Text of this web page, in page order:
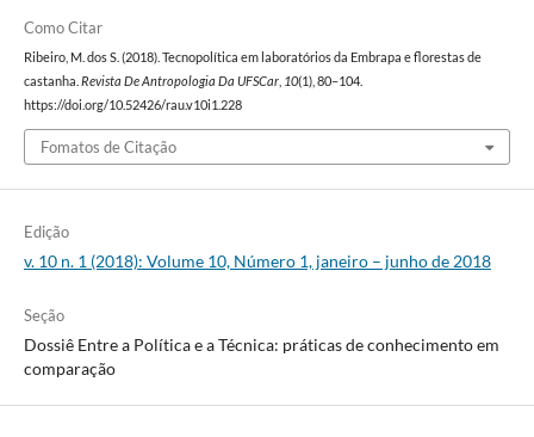
Como Citar
Ribeiro, M. dos S. (2018). Tecnopolítica em laboratórios da Embrapa e florestas de
castanha. Revista De Antropologia Da UFSCar, 10(1), 80–104.
https://doi.org/10.52426/rau.v10i1.228
Fomatos de Citação
Edição
v. 10 n. 1 (2018): Volume 10, Número 1, janeiro – junho de 2018
Seção
Dossiê Entre a Política e a Técnica: práticas de conhecimento em
comparação